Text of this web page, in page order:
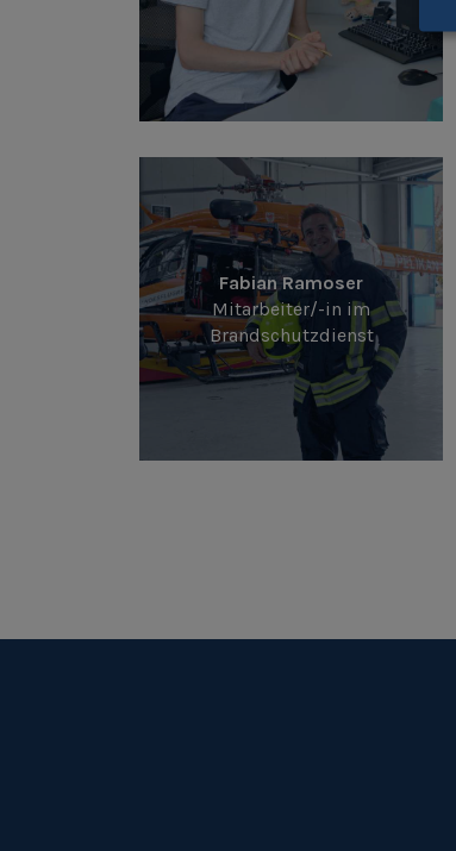
Fabian Ramoser
Mitarbeiter/-in im
Brandschutzdienst